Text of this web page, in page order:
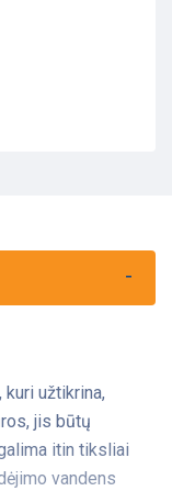
kuri užtikrina,
jis būtų
itin tiksliai
vandens